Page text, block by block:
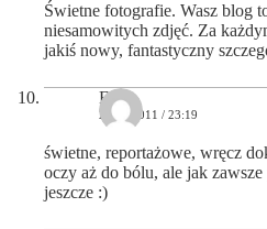
Świetne fotografie. Wasz blog
niesamowitych zdjęć. Za
jakiś nowy, fantastyczny
Emi
21/02/2011 / 23:19
świetne, reportażowe, wręcz
oczy aż do bólu, ale jak zawsze
jeszcze :)